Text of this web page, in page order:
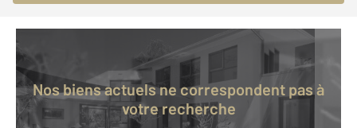
Nos biens actuels ne correspondent pas à
votre recherche